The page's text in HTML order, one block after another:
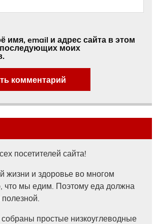
имя, email и адрес сайта в этом
моих
посетителей сайта!
жизни и здоровье во многом
что мы едим. Поэтому еда должна
простые низкоуглеводные